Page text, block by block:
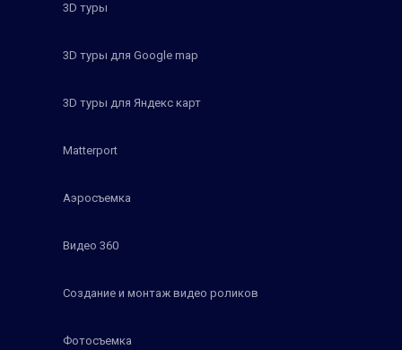
3D туры
3D туры для Google map
3D туры для Яндекс карт
Matterport
Аэросъемка
Видео 360
Создание и монтаж видео роликов
Фотосъемка